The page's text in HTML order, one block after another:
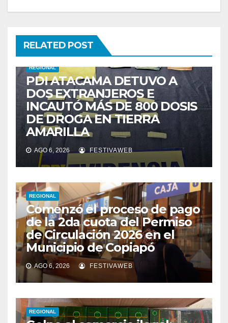
RELATED POST
REGIONAL
PDI ATACAMA DETUVO A
DOS EXTRANJEROS E
INCAUTÓ MÁS DE 800 DOSIS
DE DROGA EN TIERRA
AMARILLA
AGO 6, 2026 FESTIVAWEB
REGIONAL
Comenzó el proceso de pago
de la 2da cuota del Permiso
de Circulación 2026 en el
Municipio de Copiapó
AGO 6, 2026 FESTIVAWEB
REGIONAL